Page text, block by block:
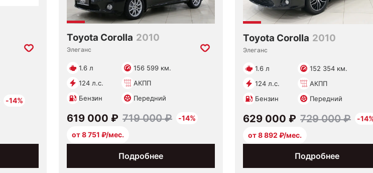
-14%
Toyota Corolla 2010
Элеганс
1.6 л
156 599 км.
124 л.с.
АКПП
Бензин
Передний
Подробнее
619 000 ₽ 719 000 ₽
-14%
от 8 751 ₽/мес.
Toyota Corolla 2010
Элеганс
1.6 л
152 354 км.
124 л.с.
АКПП
Бензин
Передний
Подробнее
629 000 ₽ 729 000 ₽
-
от 8 892 ₽/мес.